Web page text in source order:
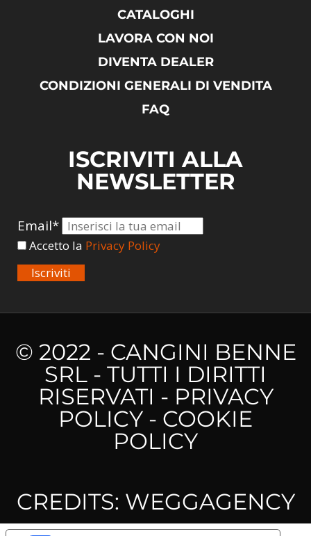
CATALOGHI
LAVORA CON NOI
DIVENTA DEALER
CONDIZIONI GENERALI DI VENDITA
FAQ
ISCRIVITI ALLA
NEWSLETTER
Email*
Accetto la Privacy Policy
Iscriviti
© 2022 - CANGINI BENNE
SRL - TUTTI I DIRITTI
RISERVATI - PRIVACY
POLICY - COOKIE
POLICY
CREDITS: WEGGAGENCY